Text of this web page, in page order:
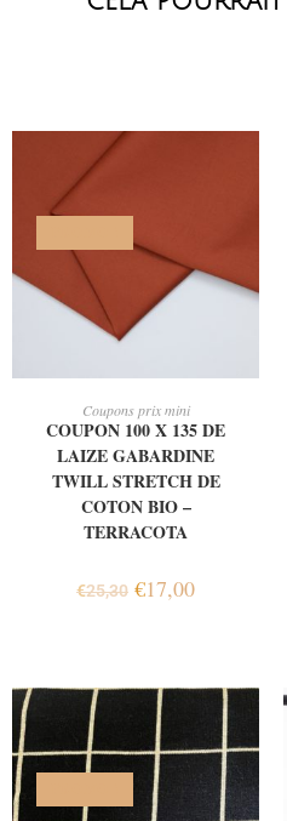
Coupons prix mini
COUPON 100 X 135 DE
LAIZE GABARDINE
TWILL STRETCH DE
COTON BIO –
TERRACOTA
€25,30 €17,00